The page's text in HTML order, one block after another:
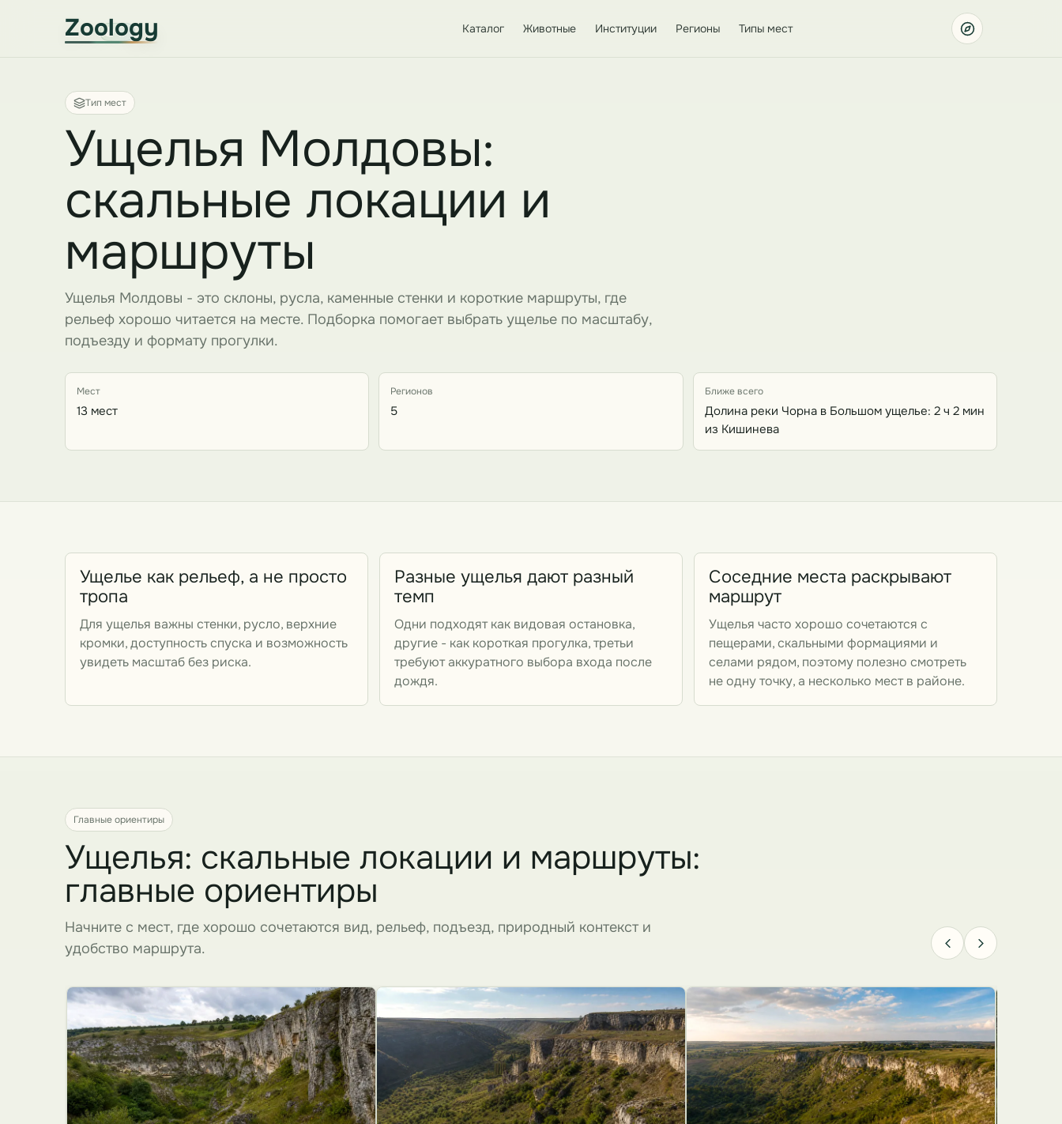
Zoology Каталог Животные Институции Регионы Типы мест
Тип мест
Ущелья Молдовы:
скальные локации и
маршруты
Ущелья Молдовы - это склоны, русла, каменные стенки и короткие маршруты, где
рельеф хорошо читается на месте. Подборка помогает выбрать ущелье по масштабу,
подъезду и формату прогулки.
Мест
13 мест
Регионов
5
Ближе всего
Долина реки Чорна в Большом ущелье: 2 ч 2 мин
из Кишинева
Ущелье как рельеф, а не просто
тропа
Для ущелья важны стенки, русло, верхние
кромки, доступность спуска и возможность
увидеть масштаб без риска.
Разные ущелья дают разный
темп
Одни подходят как видовая остановка,
другие - как короткая прогулка, третьи
требуют аккуратного выбора входа после
дождя.
Соседние места раскрывают
маршрут
Ущелья часто хорошо сочетаются с
пещерами, скальными формациями и
селами рядом, поэтому полезно смотреть
не одну точку, а несколько мест в районе.
Главные ориентиры
Ущелья: скальные локации и маршруты:
главные ориентиры
Начните с мест, где хорошо сочетаются вид, рельеф, подъезд, природный контекст и
удобство маршрута.